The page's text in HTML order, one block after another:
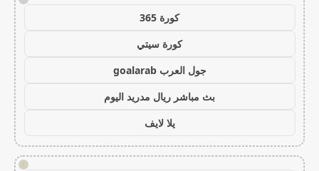
كورة 365
كورة سيتي
جول العرب goalarab
بث مباشر ريال مدريد اليوم
يلا لايف
!